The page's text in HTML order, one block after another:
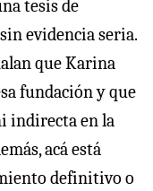
tesis de
evidencia seria.
que Karina
fundación y que
indirecta en la
acá está
definitivo o